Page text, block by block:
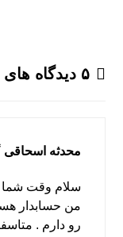
۵ دیدگاه های مخاطبین
محدثه اسحاقی
سلام وقت شما
رو دارم .